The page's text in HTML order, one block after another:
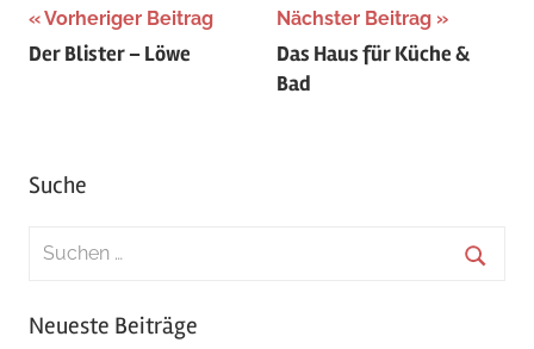
Beitragsnavigation
Vorheriger Beitrag
Der Blister – Löwe
Nächster Beitrag
Das Haus für Küche &
Bad
Suche
Suchen
Neueste Beiträge